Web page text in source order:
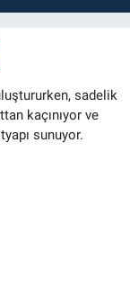
sadelik
kaçınıyor ve
sunuyor.